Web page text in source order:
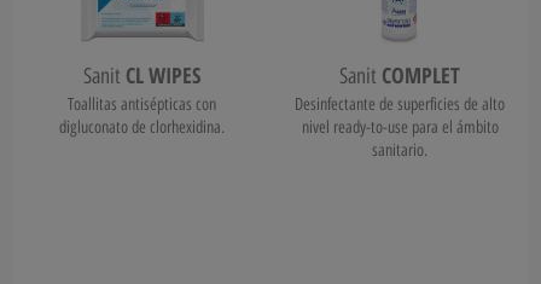
Sanit CL WIPES
Toallitas antisépticas con
digluconato de clorhexidina.
Sanit COMPLET
Desinfectante de superficies de alto
nivel ready-to-use para el ámbito
sanitario.